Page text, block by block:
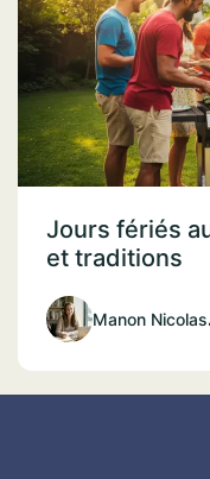
Jours fériés
et traditions
Manon Nicolas